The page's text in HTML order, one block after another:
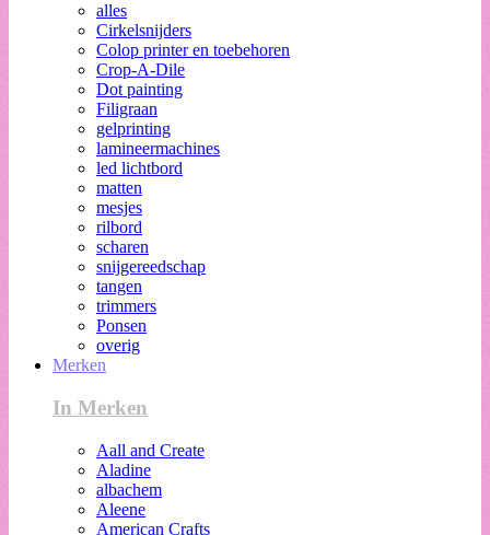
alles
Cirkelsnijders
Colop printer en toebehoren
Crop-A-Dile
Dot painting
Filigraan
gelprinting
lamineermachines
led lichtbord
matten
mesjes
rilbord
scharen
snijgereedschap
tangen
trimmers
Ponsen
overig
Merken
In Merken
Aall and Create
Aladine
albachem
Aleene
American Crafts